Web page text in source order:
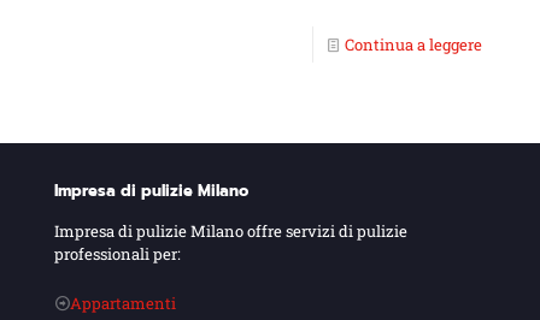
Continua a leggere
Impresa di pulizie Milano
Impresa di pulizie Milano offre servizi di pulizie
professionali per:
Appartamenti